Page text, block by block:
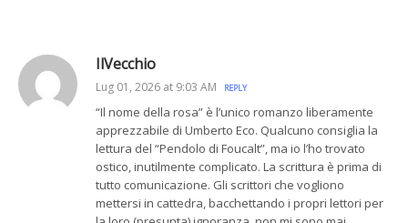
IlVecchio
Lug 01, 2026 at 9:03 AM REPLY
“Il nome della rosa” è l’unico romanzo liberamente
apprezzabile di Umberto Eco. Qualcuno consiglia la
lettura del “Pendolo di Foucalt”, ma io l’ho trovato
ostico, inutilmente complicato. La scrittura è prima di
tutto comunicazione. Gli scrittori che vogliono
mettersi in cattedra, bacchettando i propri lettori per